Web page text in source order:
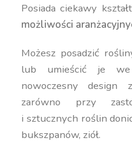
Posiada ciekawy
możliwości
Możesz posadzić
lub umieścić je we
nowoczesny design
zarówno przy
i sztucznych roślin
bukszpanów, ziół.